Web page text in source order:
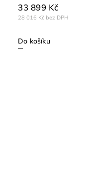
28 016 Kč bez DPH
33 899 Kč
Do košíku